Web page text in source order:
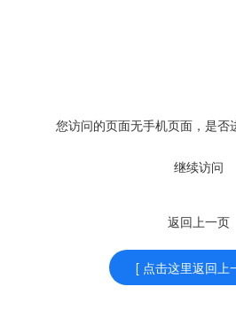
您访问的页面无手机页面，是否
继续访问
返回上一页
[ 点击这里返回上